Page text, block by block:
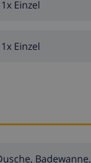
1x Einzel
1x Einzel
Badewanne,